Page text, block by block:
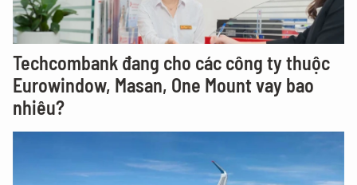
Techcombank đang cho các công ty thuộc
Eurowindow, Masan, One Mount vay bao
nhiêu?